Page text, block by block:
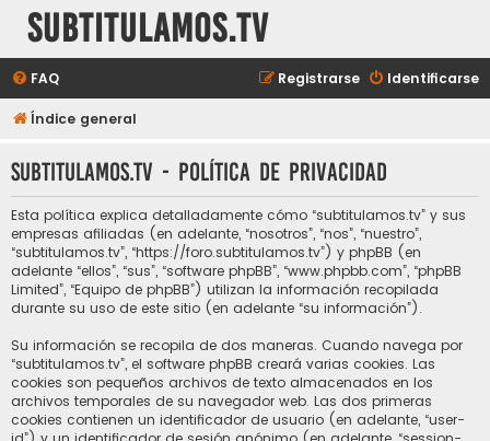
subtitulamos.tv
FAQ Identificarse
Registrarse
Índice general
subtitulamos.tv - Política de privacidad
Esta política explica detalladamente cómo “subtitulamos.tv” y sus
empresas afiliadas (en adelante, “nosotros”, “nos”, “nuestro”,
“subtitulamos.tv”, “https://foro.subtitulamos.tv”) y phpBB (en
adelante “ellos”, “sus”, “software phpBB”, “www.phpbb.com”, “phpBB
Limited”, “Equipo de phpBB”) utilizan la información recopilada
durante su uso de este sitio (en adelante “su información”).
Su información se recopila de dos maneras. Cuando navega por
“subtitulamos.tv”, el software phpBB creará varias cookies. Las
cookies son pequeños archivos de texto almacenados en los
archivos temporales de su navegador web. Las dos primeras
cookies contienen un identificador de usuario (en adelante, “user-